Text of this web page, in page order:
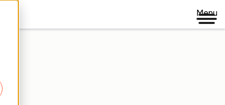
Menu